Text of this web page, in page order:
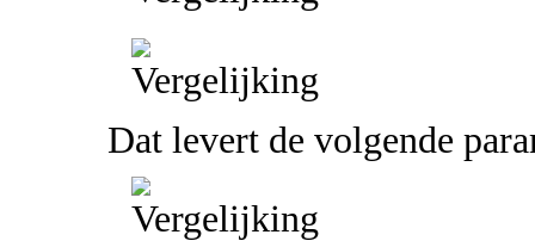
Dat levert de volgende